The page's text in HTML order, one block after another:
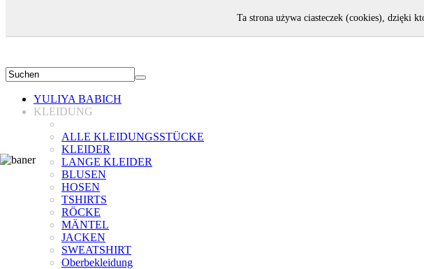
YULIYA BABICH
KLEIDUNG
ALLE KLEIDUNGSSTÜCKE
KLEIDER
LANGE KLEIDER
BLUSEN
HOSEN
TSHIRTS
RÖCKE
MÄNTEL
JACKEN
SWEATSHIRT
Oberbekleidung
Ta strona używa ciasteczek (cookies), dzięki